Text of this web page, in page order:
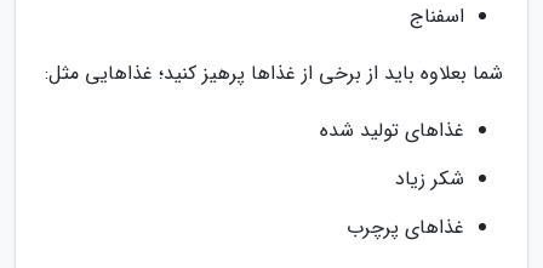
اسفناج
شما بعلاوه باید از برخی از غذاها پرهیز کنید؛ غذاهایی مثل:
غذاهای تولید شده
شکر زیاد
غذاهای پرچرب